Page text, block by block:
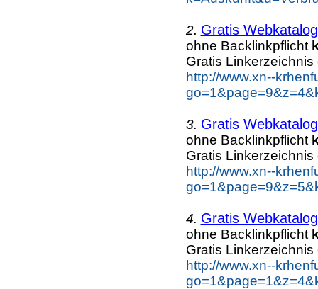
2. Gratis
ohne Backlinkpflicht
Gratis Linkerzeichnis
http://www.xn--
3. Gratis
ohne Backlinkpflicht
Gratis Linkerzeichnis
http://www.xn--
4. Gratis
ohne Backlinkpflicht
Gratis Linkerzeichnis
http://www.xn--